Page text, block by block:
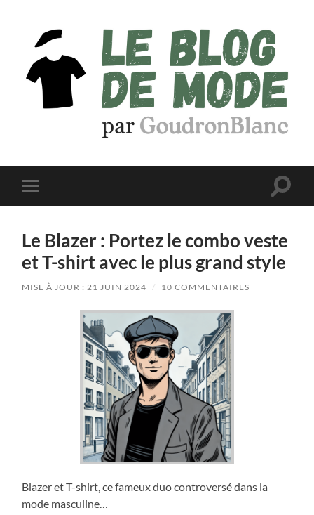
de
Toggle
mobile
Toggle
Le Blazer : Portez le combo veste
et T-shirt avec le plus grand style
MISE À JOUR : 21 JUIN 2024 / 10 COMMENTAIRES
Blazer et T-shirt, ce fameux duo controversé dans la
mode masculine…